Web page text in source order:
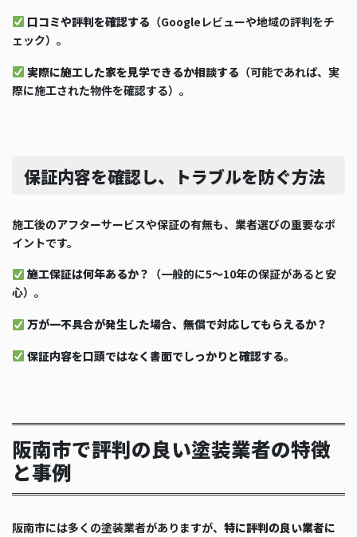
口コミや評判を確認する （Googleレビューや地域の評判をチ
ェック）。
実際に施工した家を見学できるか相談する （可能であれば、実
際に施工された物件を確認する）。
保証内容を確認し、トラブルを防ぐ方法
施工後のアフターサービスや保証の有無も、業者選びの重要なポ
イントです。
施工保証は何年あるか？ （一般的に5〜10年の保証があると安
心）。
万が一不具合が発生した場合、無償で対応してもらえるか？
保証内容を口頭ではなく書面でしっかりと確認する。
阪南市で評判の良い塗装業者の特徴
と事例
阪南市には多くの塗装業者がありますが、 特に評判の良い業者に